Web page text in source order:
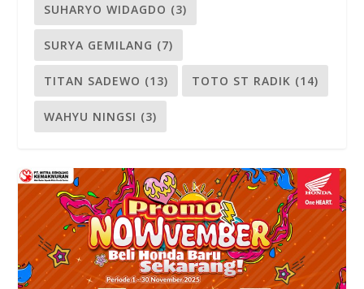
SUHARYO WIDAGDO (3)
SURYA GEMILANG (7)
TITAN SADEWO (13) TOTO ST RADIK (14)
WAHYU NINGSI (3)